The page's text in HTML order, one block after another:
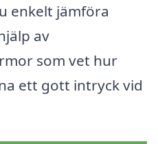
enkelt jämföra
av
som vet hur
ett gott intryck vid